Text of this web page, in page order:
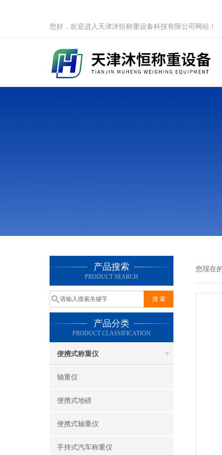
您好，欢迎进入天津沐恒称重设备科技有限公司网站！
产品搜索
PRODUCT SEARCH
产品分类
PRODUCT CLASSIFICATION
便携式称重仪
轴重仪
便携式地磅
便携式轴重仪
手持式汽车称重仪
您现在